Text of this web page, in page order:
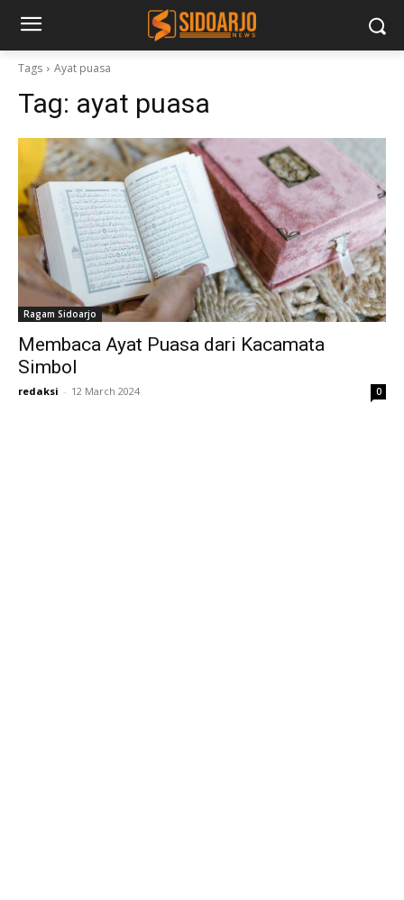
Tags Ayat puasa
Tag: ayat puasa
Ragam Sidoarjo
Membaca Ayat Puasa dari Kacamata
Simbol
redaksi - 12 March 2024 0